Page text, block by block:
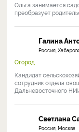
Ольга занимается
преобразует
Галина
Россия,
Огород
Кандидат
сотрудник отдела
Дальневосточного НИИ
Светлана
Россия, Москва